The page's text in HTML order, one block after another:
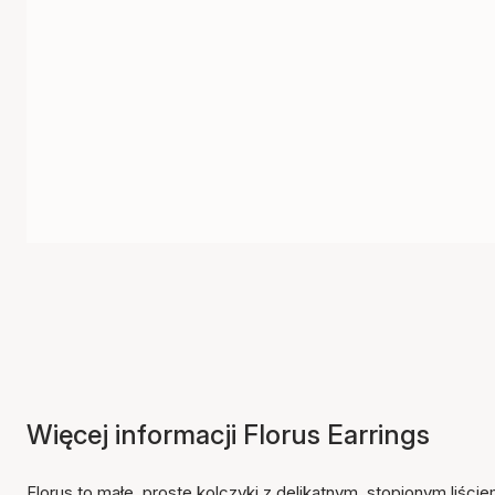
Więcej informacji Florus Earrings